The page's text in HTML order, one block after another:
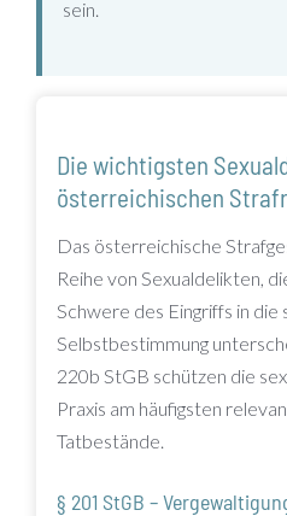
sein.
Die wichtigsten
österreichischen
Das österreichische
Reihe von Sexualdelikten,
Schwere des Eingriffs in die
Selbstbestimmung
220b StGB schützen die
Praxis am häufigsten
Tatbestände.
§ 201 StGB –